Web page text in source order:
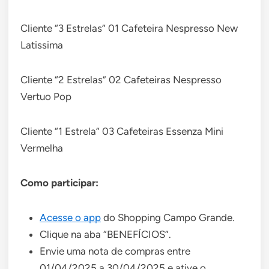
Cliente “3 Estrelas” 01 Cafeteira Nespresso New
Latissima
Cliente “2 Estrelas” 02 Cafeteiras Nespresso
Vertuo Pop
Cliente “1 Estrela” 03 Cafeteiras Essenza Mini
Vermelha
Como participar:
Acesse o app do Shopping Campo Grande.
Clique na aba “BENEFÍCIOS”.
Envie uma nota de compras entre